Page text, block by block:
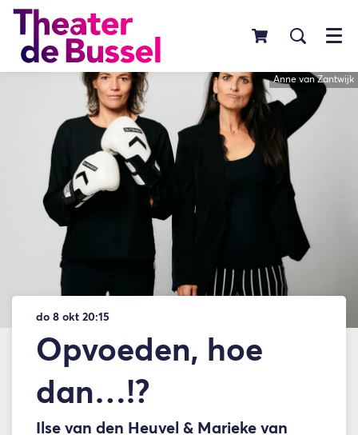
Menu
Anne van Zantwijk
Opvoeden, hoe
dan…!?
Ilse van den Heuvel & Marieke van
do 8 okt 20:15